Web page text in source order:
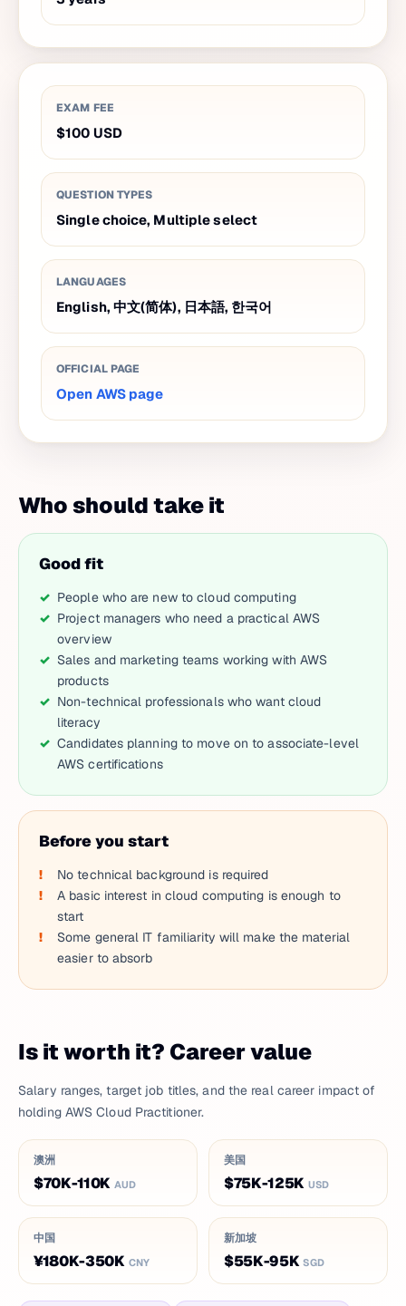
EXAM FEE
$100 USD
QUESTION TYPES
Single choice, Multiple select
LANGUAGES
English, 中文(简体), 日本語, 한국어
OFFICIAL PAGE
Open AWS page
Who should take it
Good fit
People who are new to cloud computing
Project managers who need a practical AWS
overview
Sales and marketing teams working with AWS
products
Non-technical professionals who want cloud
literacy
Candidates planning to move on to associate-level
AWS certifications
Before you start
No technical background is required
A basic interest in cloud computing is enough to
start
Some general IT familiarity will make the material
easier to absorb
Is it worth it? Career value
Salary ranges, target job titles, and the real career impact of
holding AWS Cloud Practitioner.
澳洲
$70K-110K AUD
美国
$75K-125K USD
中国
¥180K-350K CNY
新加坡
$55K-95K SGD